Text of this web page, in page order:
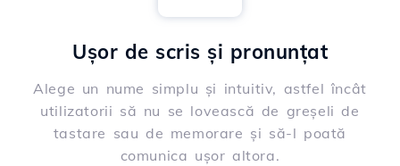
Ușor de scris și pronunțat
Alege un nume simplu și intuitiv, astfel încât
utilizatorii să nu se lovească de greșeli de
tastare sau de memorare și să-l poată
comunica ușor altora.